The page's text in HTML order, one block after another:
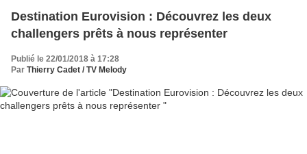
Destination Eurovision : Découvrez les deux
challengers prêts à nous représenter
Publié le 22/01/2018 à 17:28
Par Thierry Cadet / TV Melody